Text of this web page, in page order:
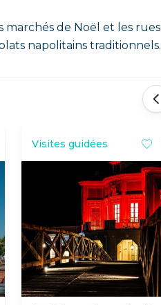
marchés de Noël et les rues
napolitains traditionnels.
Visites guidées